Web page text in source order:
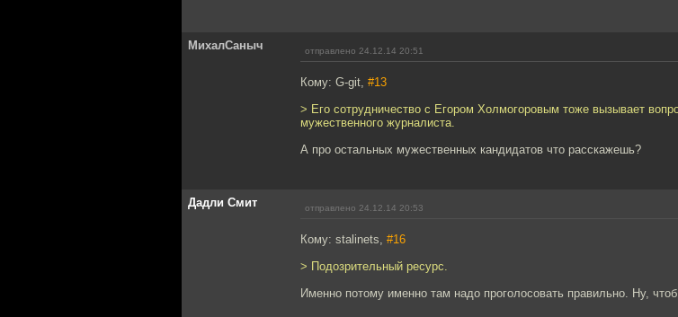
МихалСаныч отправлено 24.12.14 20:51
Кому: G-git, #13
> Его сотрудничество с Егором Холмогоровым тоже вызывает
мужественного журналиста.
А про остальных мужественных кандидатов что расскажешь?
Дадли Смит отправлено 24.12.14 20:53
Кому: stalinets, #16
> Подозрительный ресурс.
Именно потому именно там надо проголосовать правильно. Ну,